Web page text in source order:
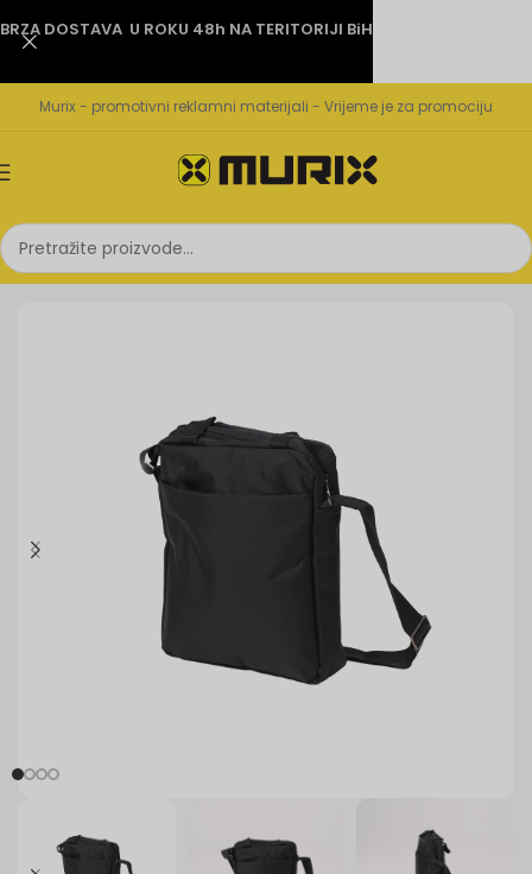
Murix - promotivni reklamni materijali - Vrijeme je za promociju
Početna Torbe i ruksaci
BRZA DOSTAVA U ROKU 48h NA TERITORIJI BiH